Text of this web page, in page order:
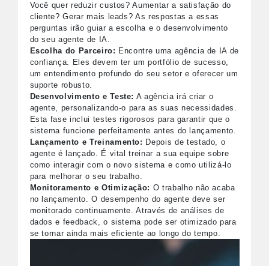
Você quer reduzir custos? Aumentar a satisfação do
cliente? Gerar mais leads? As respostas a essas
perguntas irão guiar a escolha e o desenvolvimento
do seu agente de IA.
Escolha do Parceiro: Encontre uma agência de IA de
confiança. Eles devem ter um portfólio de sucesso,
um entendimento profundo do seu setor e oferecer um
suporte robusto.
Desenvolvimento e Teste: A agência irá criar o
agente, personalizando-o para as suas necessidades.
Esta fase inclui testes rigorosos para garantir que o
sistema funcione perfeitamente antes do lançamento.
Lançamento e Treinamento: Depois de testado, o
agente é lançado. É vital treinar a sua equipe sobre
como interagir com o novo sistema e como utilizá-lo
para melhorar o seu trabalho.
Monitoramento e Otimização: O trabalho não acaba
no lançamento. O desempenho do agente deve ser
monitorado continuamente. Através de análises de
dados e feedback, o sistema pode ser otimizado para
se tornar ainda mais eficiente ao longo do tempo.